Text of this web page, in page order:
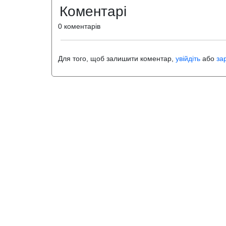
Коментарі
0 коментарів
Для того, щоб залишити коментар, увійдіть або